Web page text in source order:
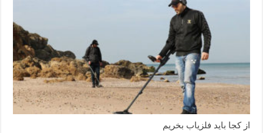
از کجا باید فلزیاب بخریم